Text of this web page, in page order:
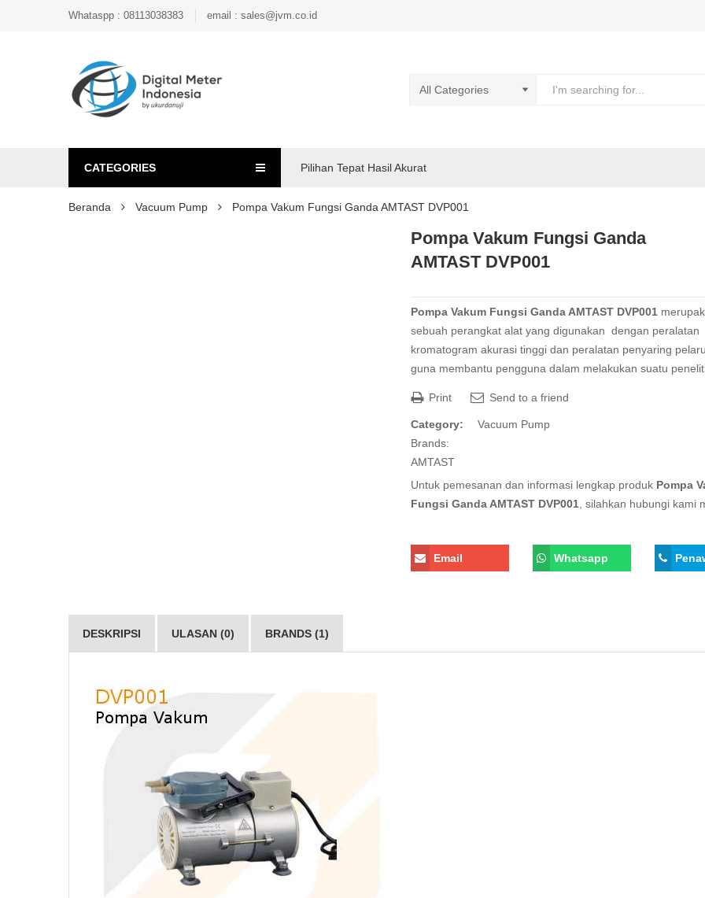
Whataspp : 08113038383 email : sales@jvm.co.id
CATEGORIES Pilihan Tepat Hasil Akurat
Beranda Vacuum Pump Pompa Vakum Fungsi Ganda AMTAST DVP001
Pompa Vakum Fungsi Ganda
AMTAST DVP001
Pompa Vakum Fungsi Ganda AMTAST DVP001
sebuah perangkat alat yang digunakan dengan peralatan
kromatogram akurasi tinggi dan peralatan penyaring
guna membantu pengguna dalam melakukan suatu
Print Send to a friend
Category:
Vacuum Pump
Brands:
AMTAST
Untuk pemesanan dan informasi lengkap produk Pompa
Fungsi Ganda AMTAST DVP001 , silahkan hubungi kami
Email Whatsapp
DESKRIPSI ULASAN (0) BRANDS (1)